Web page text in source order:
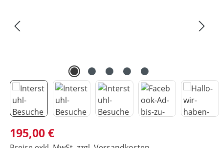
Regulärer Preis:
195,00 €